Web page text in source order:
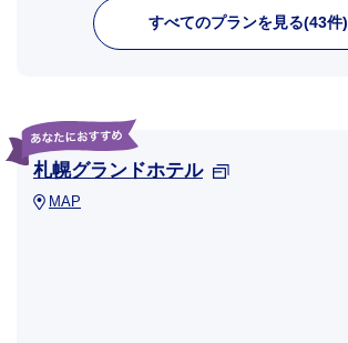
すべてのプランを見る(43件)
札幌グランドホテル
MAP